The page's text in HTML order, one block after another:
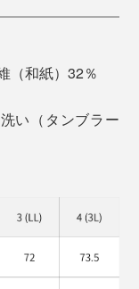
ノーネクタイで
ッキリ引き締め
キスタイルが、
命です」
フィスに飛び込
くたびれた様子
（和紙）32％
い（タンブラー